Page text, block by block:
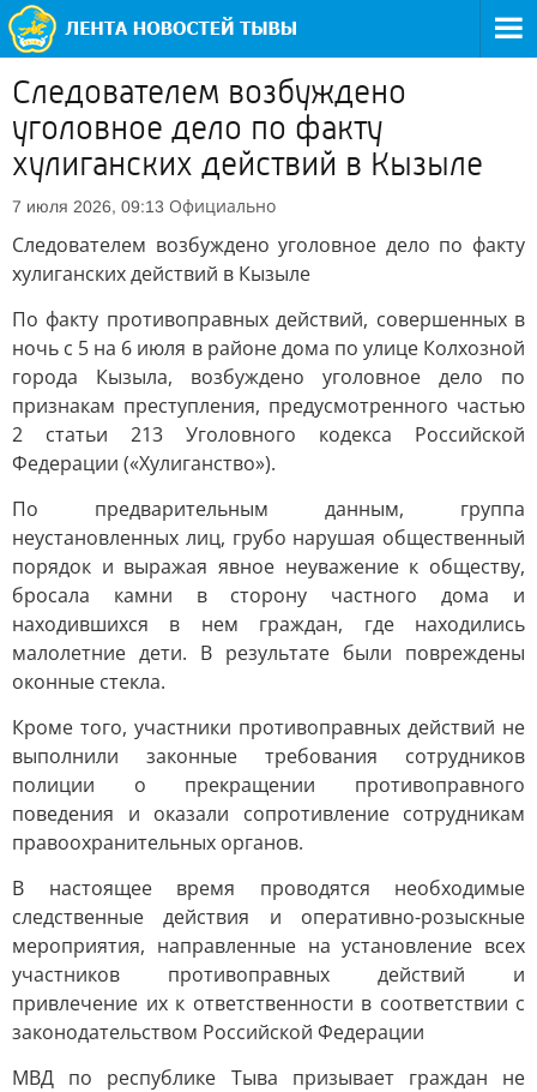
Следователем возбуждено
уголовное дело по факту
хулиганских действий в Кызыле
7 июля 2026, 09:13 Официально
Следователем возбуждено уголовное дело по факту
хулиганских действий в Кызыле
По факту противоправных действий, совершенных в
ночь с 5 на 6 июля в районе дома по улице Колхозной
города Кызыла, возбуждено уголовное дело по
признакам преступления, предусмотренного частью
2 статьи 213 Уголовного кодекса Российской
Федерации («Хулиганство»).
По предварительным данным, группа
неустановленных лиц, грубо нарушая общественный
порядок и выражая явное неуважение к обществу,
бросала камни в сторону частного дома и
находившихся в нем граждан, где находились
малолетние дети. В результате были повреждены
оконные стекла.
Кроме того, участники противоправных действий не
выполнили законные требования сотрудников
полиции о прекращении противоправного
поведения и оказали сопротивление сотрудникам
правоохранительных органов.
В настоящее время проводятся необходимые
следственные действия и оперативно-розыскные
мероприятия, направленные на установление всех
участников противоправных действий и
привлечение их к ответственности в соответствии с
законодательством Российской Федерации
МВД по республике Тыва призывает граждан не